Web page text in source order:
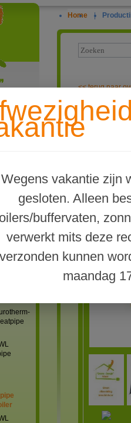
en
Home |
Wegens vakantie zijn
gesloten. Alleen
buffervaten,
verwerkt mits deze
verzonden kunnen
maandag
<<terug naar
Tapwater
personen.